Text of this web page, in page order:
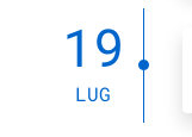
19
LUG